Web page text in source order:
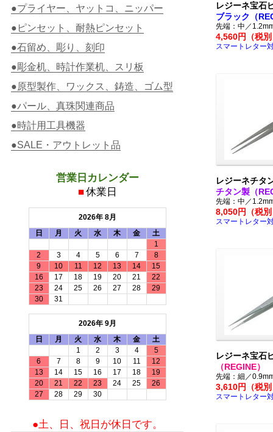
レジーネ宝石
ブラック（
先端：中／
4,560円（税
スマートレター
レジーネチタ
チタン製（
先端：中／
8,050円（税
スマートレター
レジーネ宝石
（REGINE）
先端：細／
3,610円（税
スマートレター
●プライヤー、ヤットコ、ニッパー
●ピンセット、耐熱ピンセット
●石留め、彫り、刻印
●彫金机、時計作業机、スリ板
●原型製作、ワックス、鋳造、ゴム型
●パール、真珠関連商品
●時計用工具機器
●SALE・アウトレット品
営業日カレンダー
■休業日
2026年 8月
日
月 火 水 木 金
土
1
2
3 4 5 6 7
8
9
10 11 12 13 14
15
16
17 18 19 20 21
22
23
24 25 26 27 28
29
30
31
2026年 9月
日
月 火 水 木 金
土
1
2 3 4
5
6
7 8 9 10 11
12
13
14 15 16 17 18
19
20
21 22 23 24 25
26
27
28 29 30
●土、日、祝日が休日です。